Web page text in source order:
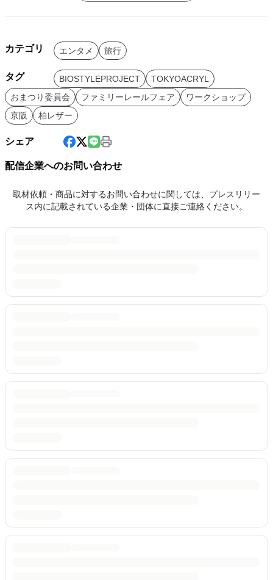
カテゴリ エンタメ 旅行
タグ BIOSTYLEPROJECT
TOKYOACRYL
おまつり委員会
ファミリーレールフェア
ワークショップ
京阪
柏レザー
シェア
配信企業へのお問い合わせ
取材依頼・商品に対するお問い合わせに関しては、プレスリリー
ス内に記載されている企業・団体に直接ご連絡ください。